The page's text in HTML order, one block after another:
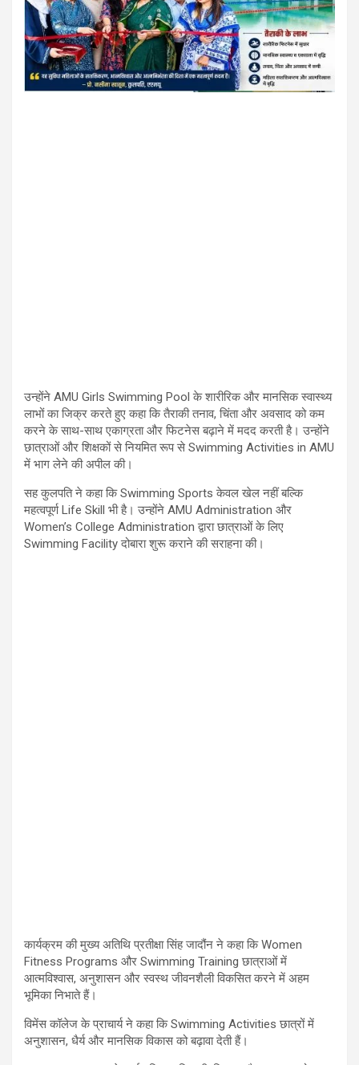
उन्होंने AMU Girls Swimming Pool के शारीरिक और मानसिक स्वास्थ्य
लाभों का जिक्र करते हुए कहा कि तैराकी तनाव, चिंता और अवसाद को कम
करने के साथ-साथ एकाग्रता और फिटनेस बढ़ाने में मदद करती है। उन्होंने
छात्राओं और शिक्षकों से नियमित रूप से Swimming Activities in AMU
में भाग लेने की अपील की।
सह कुलपति ने कहा कि Swimming Sports केवल खेल नहीं बल्कि
महत्वपूर्ण Life Skill भी है। उन्होंने AMU Administration और
Women’s College Administration द्वारा छात्राओं के लिए
Swimming Facility दोबारा शुरू कराने की सराहना की।
कार्यक्रम की मुख्य अतिथि प्रतीक्षा सिंह जादौंन ने कहा कि Women
Fitness Programs और Swimming Training छात्राओं में
आत्मविश्वास, अनुशासन और स्वस्थ जीवनशैली विकसित करने में अहम
भूमिका निभाते हैं।
विमेंस कॉलेज के प्राचार्य ने कहा कि Swimming Activities छात्रों में
अनुशासन, धैर्य और मानसिक विकास को बढ़ावा देती हैं।